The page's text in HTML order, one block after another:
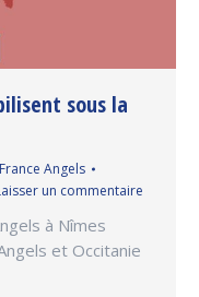
sous la
Angels
un commentaire
à Nîmes
et Occitanie